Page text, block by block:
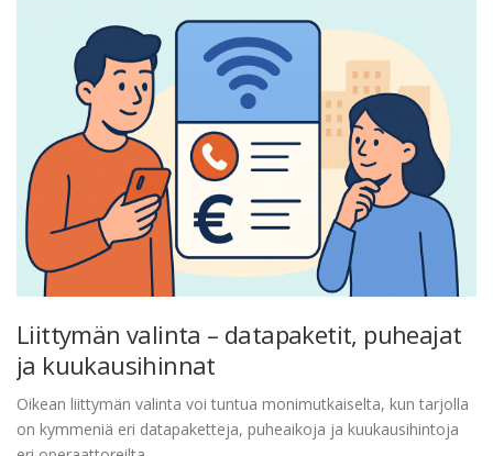
Liittymän valinta – datapaketit, puheajat
ja kuukausihinnat
Oikean liittymän valinta voi tuntua monimutkaiselta, kun tarjolla
on kymmeniä eri datapaketteja, puheaikoja ja kuukausihintoja